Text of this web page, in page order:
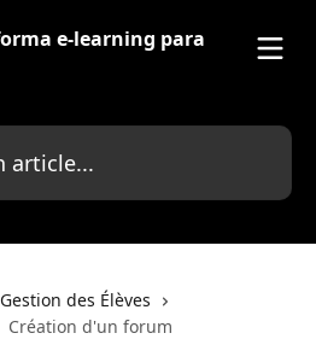
Gestion des Élèves
Création d'un forum